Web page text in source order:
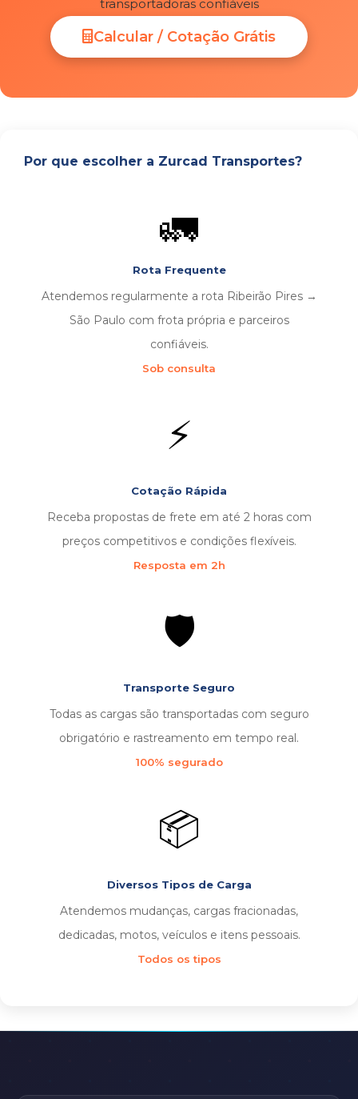
transportadoras confiáveis
Calcular / Cotação Grátis
Por que escolher a Zurcad Transportes?
🚛
Rota Frequente
Atendemos regularmente a rota Ribeirão Pires →
São Paulo com frota própria e parceiros
confiáveis.
Sob consulta
⚡
Cotação Rápida
Receba propostas de frete em até 2 horas com
preços competitivos e condições flexíveis.
Resposta em 2h
🛡️
Transporte Seguro
Todas as cargas são transportadas com seguro
obrigatório e rastreamento em tempo real.
100% segurado
📦
Diversos Tipos de Carga
Atendemos mudanças, cargas fracionadas,
dedicadas, motos, veículos e itens pessoais.
Todos os tipos